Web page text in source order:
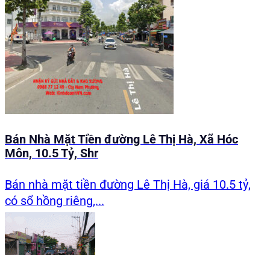
Bán Nhà Mặt Tiền đường Lê Thị Hà, Xã Hóc
Môn, 10.5 Tỷ, Shr
Bán nhà mặt tiền đường Lê Thị Hà, giá 10.5 tỷ,
có sổ hồng riêng,...